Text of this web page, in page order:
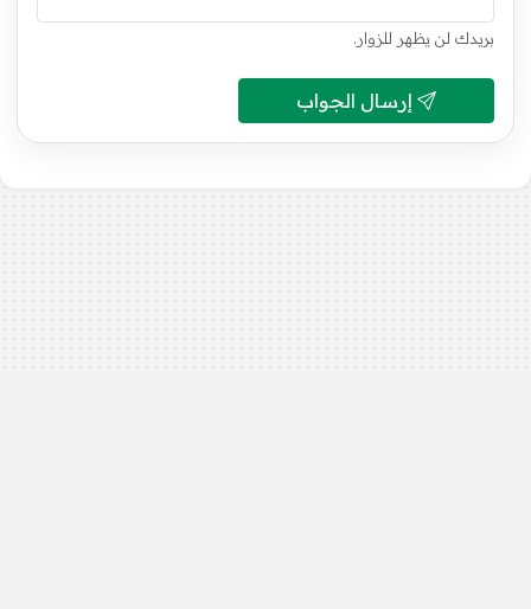
بريدك لن يظهر للزوار.
إرسال الجواب